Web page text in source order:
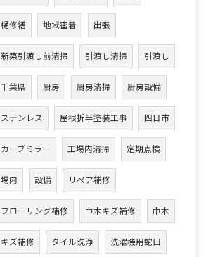
樋修繕 地域密着 出張
新築引渡し前清掃 引渡し清掃 引渡し
千葉県 厨房 厨房清掃 厨房設備
ステンレス 屋根折半塗装工事 四日市
カーブミラー 工場内清掃 定期点検
場内 設備 リペア補修
フローリング補修 巾木キズ補修 巾木
キズ補修 タイル洗浄 洗濯機用蛇口